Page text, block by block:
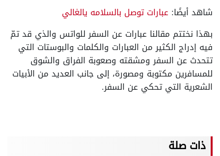
شاهد أيضًا: عبارات توصل بالسلامه يالغالي
بهذا نختتم مقالنا عبارات عن السفر للواتس والذي قد تمّ
فيه إدراج الكثير من العبارات والكلمات والبوستات التي
تتحدث عن السفر ومشقته وصعوبة الفراق والشوق
للمسافرين مكتوبة ومصورة، إلى جانب العديد من الأبيات
الشعرية التي تحكي عن السفر.
ذات صلة